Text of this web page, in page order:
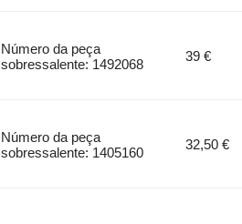
Número da peça
sobressalente: 1492068
39 €
Número da peça
sobressalente: 1405160
32,50 €